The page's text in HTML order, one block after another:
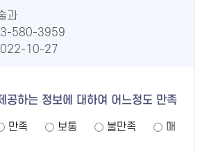
과
580-3959
10-27
공하는 정보에 대하여 어느정도 만족
만족 보통 불만족
매